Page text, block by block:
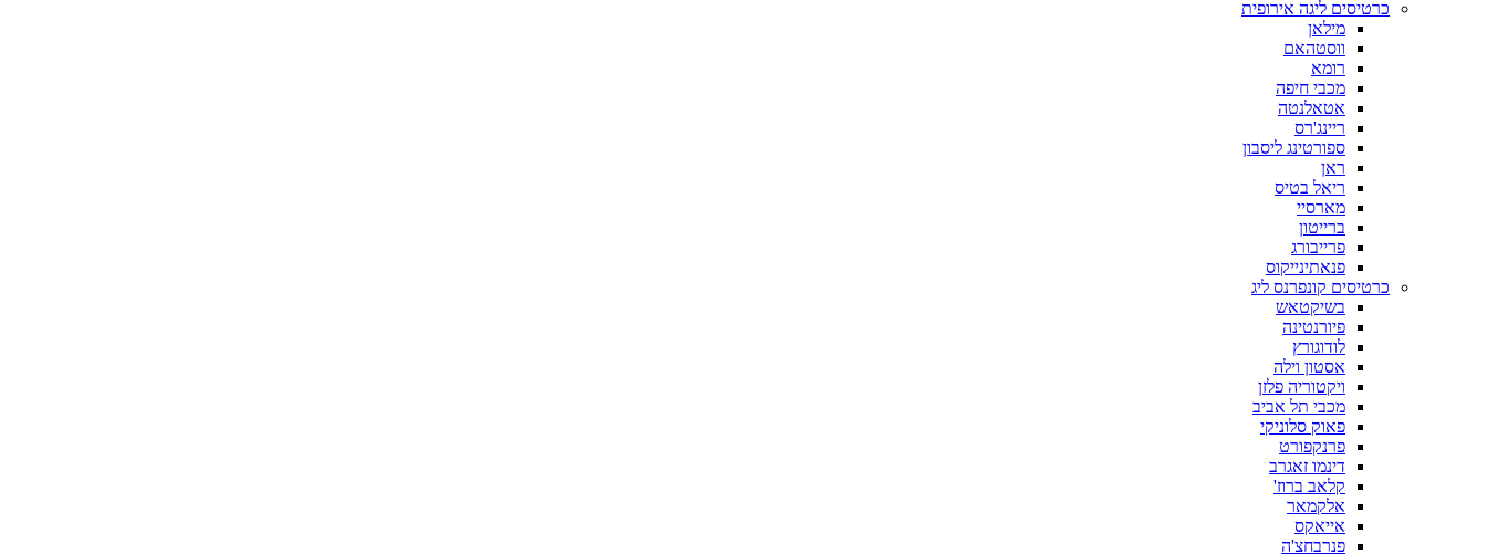
כרטיסים ליגה אירופית
מילאן
ווסטהאם
רומא
מכבי חיפה
אטאלנטה
ריינג'רס
ספורטינג ליסבון
ראן
ריאל בטיס
מארסיי
ברייטון
פרייבורג
פנאתינייקוס
כרטיסים קונפרנס ליג
בשיקטאש
פיורנטינה
לודוגורץ
אסטון וילה
ויקטוריה פלזן
מכבי תל אביב
פאוק סלוניקי
פרנקפורט
דינמו זאגרב
קלאב ברוז'
אלקמאר
אייאקס
פנרבחצ'ה